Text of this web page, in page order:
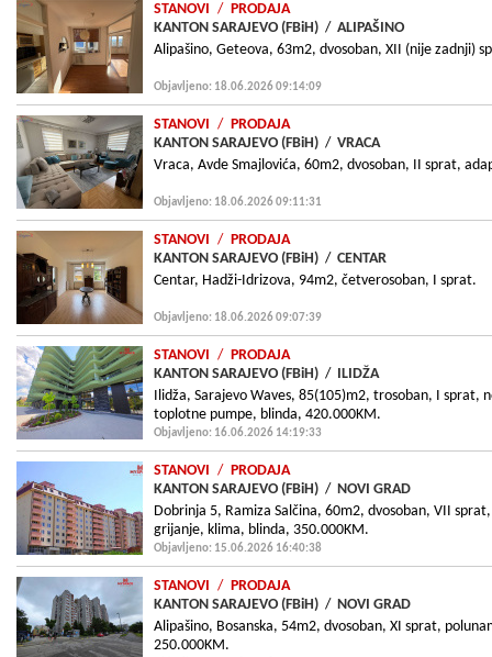
STANOVI / PRODAJA
KANTON SARAJEVO (FBiH) / ALIPAŠINO
Alipašino, Geteova, 63m2, dvosoban, XII (nije zadnji)
Objavljeno: 18.06.2026 09:14:09
STANOVI / PRODAJA
KANTON SARAJEVO (FBiH) / VRACA
Vraca, Avde Smajlovića, 60m2, dvosoban, II sprat,
Objavljeno: 18.06.2026 09:11:31
STANOVI / PRODAJA
KANTON SARAJEVO (FBiH) / CENTAR
Centar, Hadži-Idrizova, 94m2, četverosoban, I sprat.
Objavljeno: 18.06.2026 09:07:39
STANOVI / PRODAJA
KANTON SARAJEVO (FBiH) / ILIDŽA
Ilidža, Sarajevo Waves, 85(105)m2, trosoban, I sprat,
toplotne pumpe, blinda, 420.000KM.
Objavljeno: 16.06.2026 14:19:33
STANOVI / PRODAJA
KANTON SARAJEVO (FBiH) / NOVI GRAD
Dobrinja 5, Ramiza Salčina, 60m2, dvosoban, VII
grijanje, klima, blinda, 350.000KM.
Objavljeno: 15.06.2026 16:40:38
STANOVI / PRODAJA
KANTON SARAJEVO (FBiH) / NOVI GRAD
Alipašino, Bosanska, 54m2, dvosoban, XI sprat,
250.000KM.